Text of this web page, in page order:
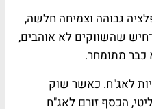
גבוהה וצמיחה חלשה,
שהשווקים לא אוהבים,
כבר מתומחר.
לאג"ח. כאשר שוק
הכסף זורם לאג"ח